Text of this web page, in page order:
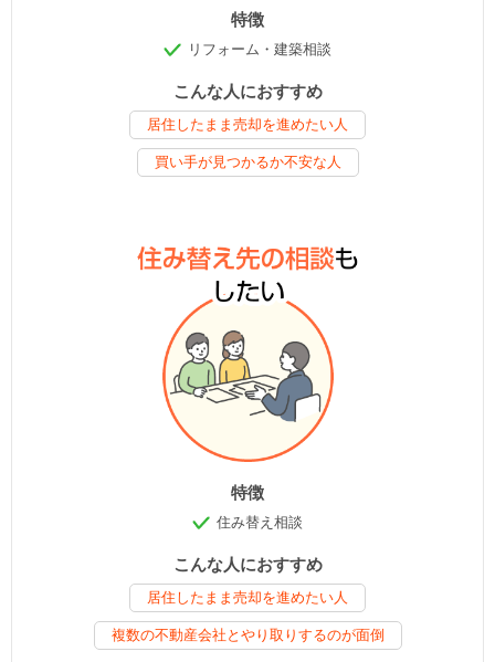
特徴
リフォーム・建築相談
こんな人におすすめ
居住したまま売却を進めたい人
買い手が見つかるか不安な人
特徴
住み替え相談
こんな人におすすめ
居住したまま売却を進めたい人
複数の不動産会社とやり取りするのが面倒